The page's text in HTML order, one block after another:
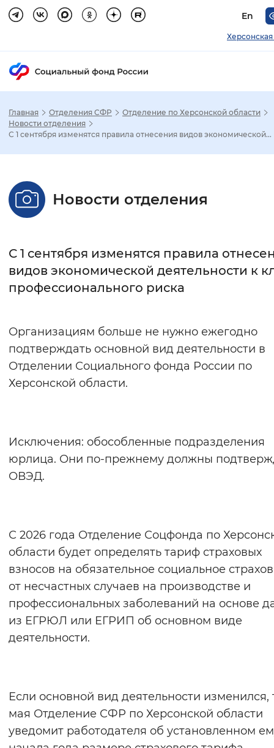
En
Настройка режима отображения
Стандартный Увеличенный
Интервал между буквами
Цвет сайта
Монохромный
Изображения
Включены Выключены
Вернуть стандартные настройки
Главная Отделения СФР
Отделение по Херсонской области
Новости отделения
С 1 сентября изменятся правила отнесения видов экономической...
Новости отделения
С 1 сентября изменятся правила
видов экономической деятельности к
профессионального риска
Организациям больше не нужно ежегодно
подтверждать основной вид деятельности в
Отделении Социального фонда России по
Херсонской области.
Исключения: обособленные подразделения
юрлица. Они по-прежнему должны
ОВЭД.
С 2026 года Отделение Соцфонда по
области будет определять тариф страховых
взносов на обязательное социальное
от несчастных случаев на производстве и
профессиональных заболеваний на основе
из ЕГРЮЛ или ЕГРИП об основном виде
деятельности.
Если основной вид деятельности изменился,
мая Отделение СФР по Херсонской области
уведомит работодателя об установленном